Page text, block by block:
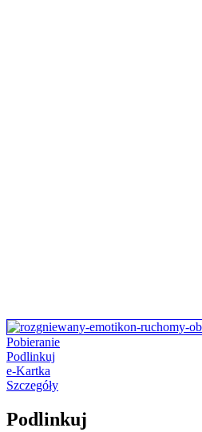
Pobieranie
Podlinkuj
e-Kartka
Szczegóły
Podlinkuj